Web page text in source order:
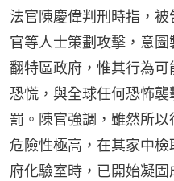
法官陳慶偉判刑時指，
官等人士策劃攻擊，意
翻特區政府，惟其行為
恐慌，與全球任何恐怖襲
罰。陳官強調，雖然所
危險性極高，在其家中
府化驗室時，已開始凝